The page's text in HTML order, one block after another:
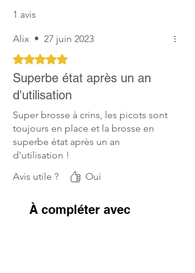
1 avis
Alix • 27 juin 2023
Noté 5 sur 5.
Superbe état après un an
d'utilisation
Super brosse à crins, les picots sont
toujours en place et la brosse en
superbe état après un an
d'utilisation !
Avis utile ?
Oui
À compléter avec